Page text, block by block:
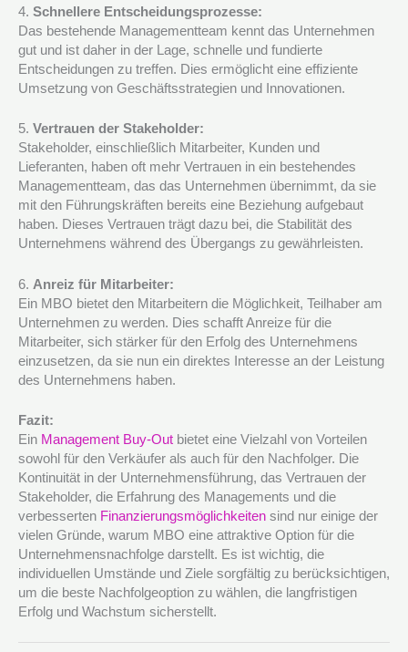
4. Schnellere Entscheidungsprozesse:
Das bestehende Managementteam kennt das Unternehmen
gut und ist daher in der Lage, schnelle und fundierte
Entscheidungen zu treffen. Dies ermöglicht eine effiziente
Umsetzung von Geschäftsstrategien und Innovationen.
5. Vertrauen der Stakeholder:
Stakeholder, einschließlich Mitarbeiter, Kunden und
Lieferanten, haben oft mehr Vertrauen in ein bestehendes
Managementteam, das das Unternehmen übernimmt, da sie
mit den Führungskräften bereits eine Beziehung aufgebaut
haben. Dieses Vertrauen trägt dazu bei, die Stabilität des
Unternehmens während des Übergangs zu gewährleisten.
6. Anreiz für Mitarbeiter:
Ein MBO bietet den Mitarbeitern die Möglichkeit, Teilhaber am
Unternehmen zu werden. Dies schafft Anreize für die
Mitarbeiter, sich stärker für den Erfolg des Unternehmens
einzusetzen, da sie nun ein direktes Interesse an der Leistung
des Unternehmens haben.
Fazit:
Ein Management Buy-Out bietet eine Vielzahl von Vorteilen
sowohl für den Verkäufer als auch für den Nachfolger. Die
Kontinuität in der Unternehmensführung, das Vertrauen der
Stakeholder, die Erfahrung des Managements und die
verbesserten Finanzierungsmöglichkeiten sind nur einige der
vielen Gründe, warum MBO eine attraktive Option für die
Unternehmensnachfolge darstellt. Es ist wichtig, die
individuellen Umstände und Ziele sorgfältig zu berücksichtigen,
um die beste Nachfolgeoption zu wählen, die langfristigen
Erfolg und Wachstum sicherstellt.